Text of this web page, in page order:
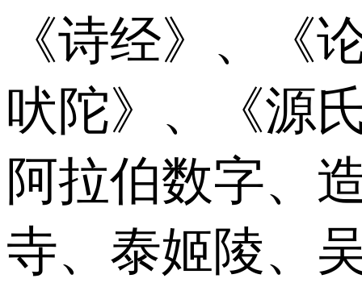
《诗经》、《
吠陀》、《源
阿拉伯数字、
寺、泰姬陵、